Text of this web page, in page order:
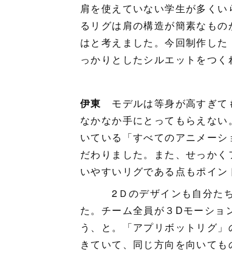
肩を使えていない学生が多く
るリグは肩の構造が簡素なも
はと考えました。今回制作し
っかりとしたシルエットをつく
伊東 モデルは等身が高すぎて
なかなか手にとってもらえな
いている「すべてのアニメー
だわりました。また、せっか
いやすいリグである点もポイン
2Ｄのデザインも自分たち
た。チーム全員が３Dモーショ
う、と。「アプリボットリグ
きていて、同じ方向を向いても